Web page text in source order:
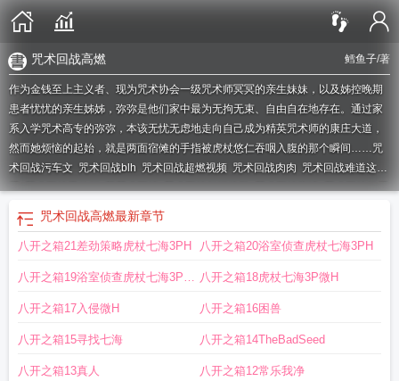
鳕鱼子/著
咒术回战高燃
作为金钱至上主义者、现为咒术协会一级咒术师冥冥的亲生妹妹，以及姊控晚期
患者忧忧的亲生姊姊，弥弥是他们家中最为无拘无束、自由自在地存在。通过家
系入学咒术高专的弥弥，本该无忧无虑地走向自己成为精英咒术师的康庄大道，
然而她烦恼的起始，就是两面宿傩的手指被虎杖悠仁吞咽入腹的那个瞬间……咒
术回战污车文 咒术回战blh 咒术回战超燃视频 咒术回战肉肉 咒术回战难道这是
爱咒术回战里的梗茈咒术回战咒术回战超燃片段咒术回战言情咒术回战纯爱
咒术回战エロスノート 咒术回战肉18
回战的嫖文
战高潮部分咒术回战嫖文咒术回战エロゲーム咒术回战高潮片段咒术回
回战系列咒术回战bgh文 咒术回战cp肉 咒术回战最燃咒术回战肉r
战咒术回战是什么故事 咒术回r18咒术回战高燃
咒术回战高燃最新章节
八开之箱21差劲策略虎杖七海3PH 八开之箱20浴室侦查虎杖七海3PH
八开之箱19浴室侦查虎杖七海3P微
H
八开之箱18虎杖七海3P微H
八开之箱17入侵微H 八开之箱16困兽
八开之箱15寻找七海 八开之箱14TheBadSeed
八开之箱13真人 八开之箱12常乐我净